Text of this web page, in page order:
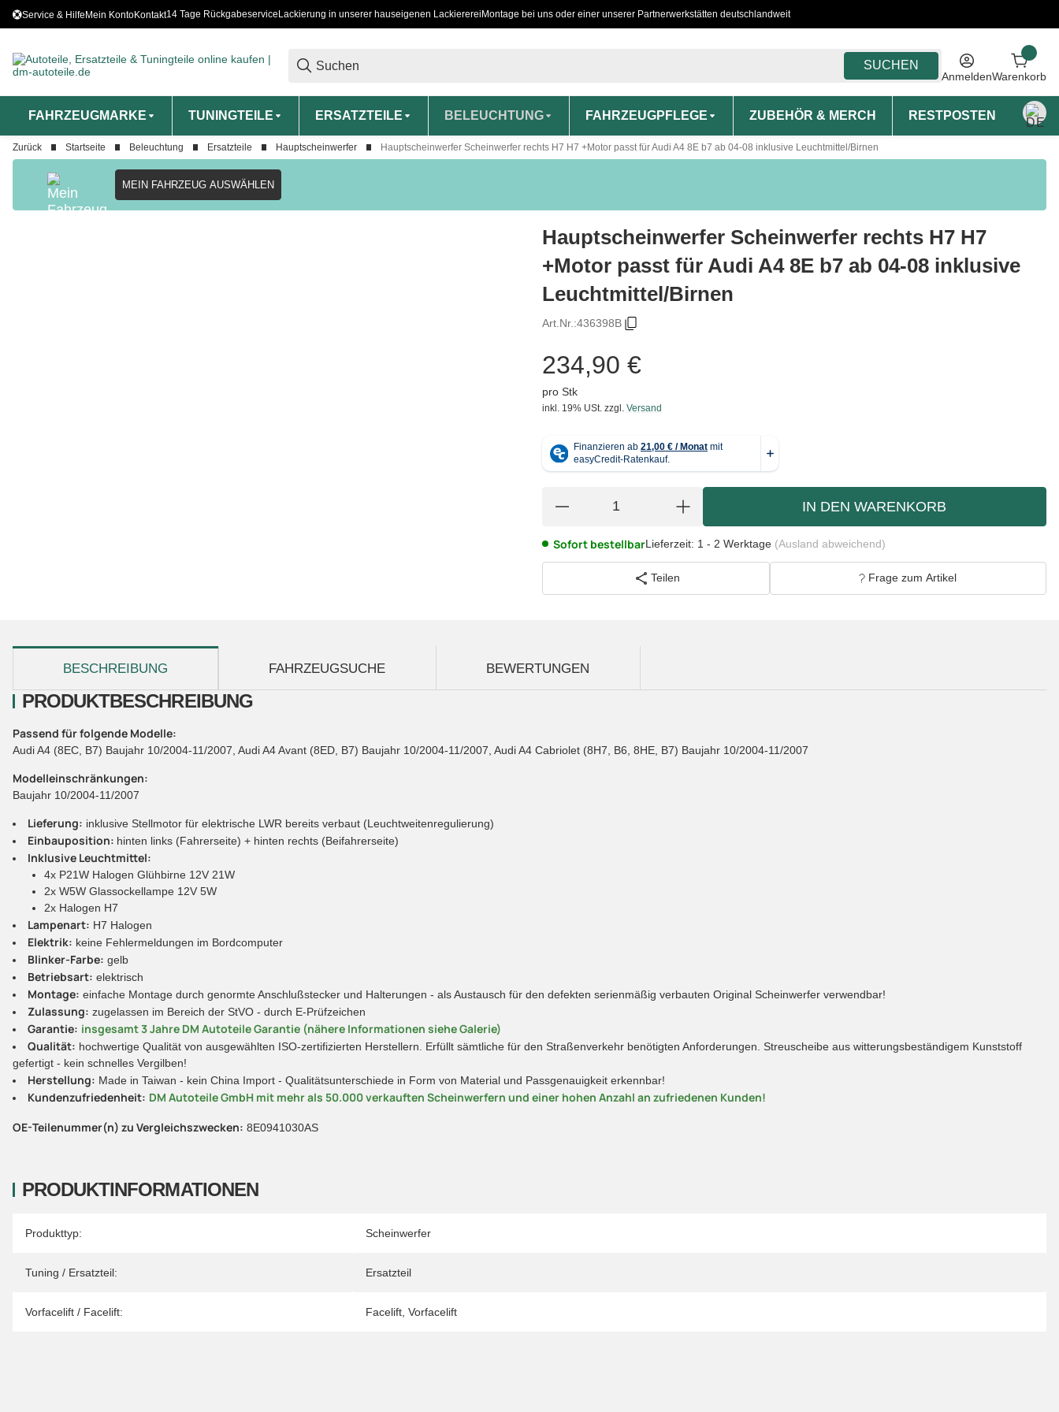
Service & HilfeMein KontoKontakt14 Tage Rückgabeservice Lackierung in unserer hauseigenen Lackiererei Montage bei uns oder einer unserer Partnerwerkstätten deutschlandweit
SUCHEN
AnmeldenWarenkorb
FAHRZEUGMARKE TUNINGTEILE ERSATZTEILE BELEUCHTUNG FAHRZEUGPFLEGE ZUBEHÖR & MERCH RESTPOSTEN
Zurück Startseite Beleuchtung Ersatzteile Hauptscheinwerfer Hauptscheinwerfer Scheinwerfer rechts H7 H7 +Motor passt für Audi A4 8E b7 ab 04-08 inklusive Leuchtmittel/Birnen
MEIN FAHRZEUG AUSWÄHLEN
Hauptscheinwerfer Scheinwerfer rechts H7 H7
+Motor passt für Audi A4 8E b7 ab 04-08 inklusive
Leuchtmittel/Birnen
Art.Nr.:436398B
234,90 €
pro Stk
inkl. 19% USt. zzgl. Versand
IN DEN WARENKORB
Sofort bestellbarLieferzeit: 1 - 2 Werktage (Ausland abweichend)
Teilen Frage zum Artikel
BESCHREIBUNG FAHRZEUGSUCHE BEWERTUNGEN
PRODUKTINFORMATIONEN
Produkteigenschaft
Wert
Produkttyp: Scheinwerfer
Tuning / Ersatzteil: Ersatzteil
Vorfacelift / Facelift: Facelift Vorfacelift
PRODUKTBESCHREIBUNG
Passend für folgende Modelle:
Audi A4 (8EC, B7) Baujahr 10/2004-11/2007, Audi A4 Avant (8ED, B7) Baujahr 10/2004-11/2007, Audi A4 Cabriolet (8H7, B6, 8HE, B7) Baujahr 10/2004-11/2007
Modelleinschränkungen:
Baujahr 10/2004-11/2007
Lieferung: inklusive Stellmotor für elektrische LWR bereits verbaut (Leuchtweitenregulierung)
Einbauposition: hinten links (Fahrerseite) + hinten rechts (Beifahrerseite)
Inklusive Leuchtmittel:
4x P21W Halogen Glühbirne 12V 21W
2x W5W Glassockellampe 12V 5W
2x Halogen H7
Lampenart: H7 Halogen
Elektrik: keine Fehlermeldungen im Bordcomputer
Blinker-Farbe: gelb
Betriebsart: elektrisch
Montage: einfache Montage durch genormte Anschlußstecker und Halterungen - als Austausch für den defekten serienmäßig verbauten Original Scheinwerfer verwendbar!
Zulassung: zugelassen im Bereich der StVO - durch E-Prüfzeichen
Garantie: insgesamt 3 Jahre DM Autoteile Garantie (nähere Informationen siehe Galerie)
Qualität: hochwertige Qualität von ausgewählten ISO-zertifizierten Herstellern. Erfüllt sämtliche für den Straßenverkehr benötigten Anforderungen. Streuscheibe aus witterungsbeständigem Kunststoff
gefertigt - kein schnelles Vergilben!
Herstellung: Made in Taiwan - kein China Import - Qualitätsunterschiede in Form von Material und Passgenauigkeit erkennbar!
Kundenzufriedenheit: DM Autoteile GmbH mit mehr als 50.000 verkauften Scheinwerfern und einer hohen Anzahl an zufriedenen Kunden!
OE-Teilenummer(n) zu Vergleichszwecken: 8E0941030AS